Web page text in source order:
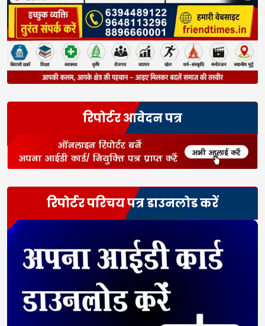
रिपोर्टर आवेदन पत्र
रिपोर्टर परिचय पत्र डाउनलोड करें